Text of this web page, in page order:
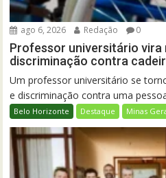
ago 6, 2026 Redação 0
Professor universitário vira
discriminação contra
Um professor universitário se
e discriminação contra uma
Belo Horizonte Destaque Minas